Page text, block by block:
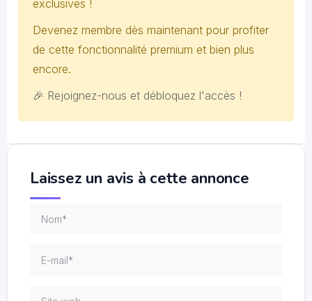
exclusives !
Devenez membre dès maintenant pour profiter
de cette fonctionnalité premium et bien plus
encore.
🎉 Rejoignez-nous et débloquez l'accès !
Laissez un avis à cette annonce